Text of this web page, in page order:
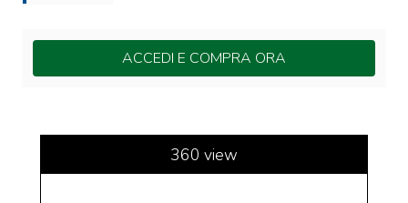
ACCEDI E COMPRA ORA
360 view